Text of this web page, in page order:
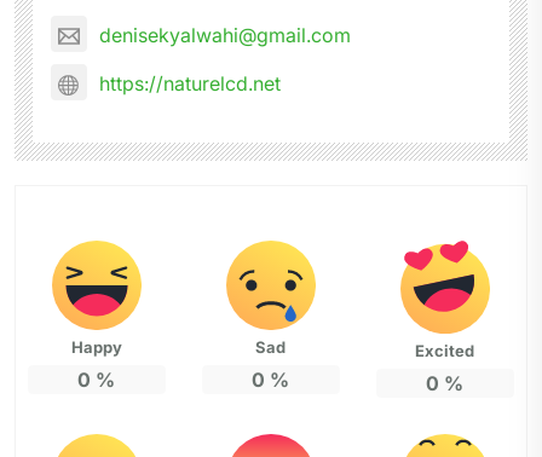
denisekyalwahi@gmail.com
https://naturelcd.net
Happy
0 %
Sad
0 %
Excited
0 %